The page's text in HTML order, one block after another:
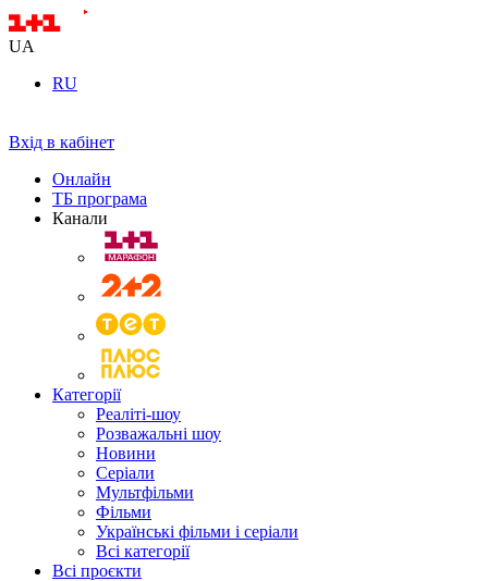
UA
RU
Вхід в кабінет
Онлайн
ТБ програма
Канали
Категорії
Реаліті-шоу
Розважальні шоу
Новини
Серіали
Мультфільми
Фільми
Українські фільми і серіали
Всі категорії
Всі проєкти